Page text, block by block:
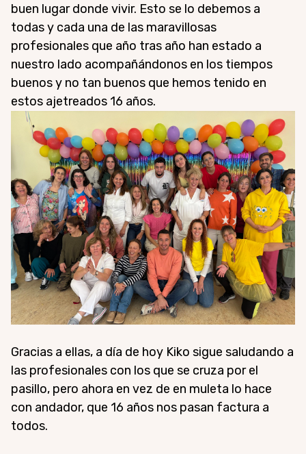
buen lugar donde vivir. Esto se lo debemos a
todas y cada una de las maravillosas
profesionales que año tras año han estado a
nuestro lado acompañándonos en los tiempos
buenos y no tan buenos que hemos tenido en
estos ajetreados 16 años.
Gracias a ellas, a día de hoy Kiko sigue saludando a
las profesionales con los que se cruza por el
pasillo, pero ahora en vez de en muleta lo hace
con andador, que 16 años nos pasan factura a
todos.